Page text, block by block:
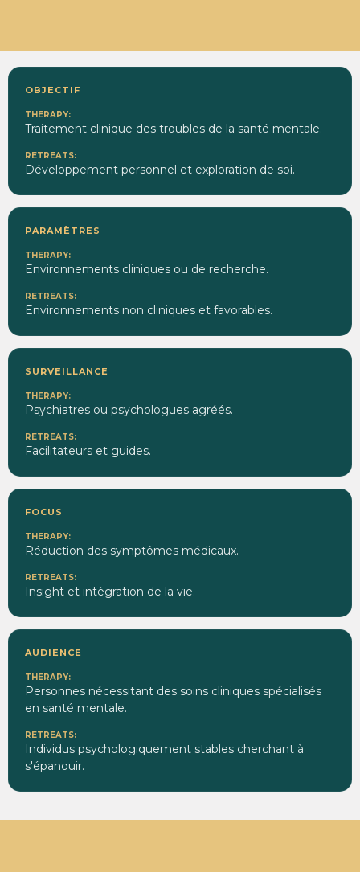
OBJECTIF
Traitement clinique des troubles de la santé mentale.
Développement personnel et exploration de soi.
PARAMÈTRES
Environnements cliniques ou de recherche.
Environnements non cliniques et favorables.
SURVEILLANCE
Psychiatres ou psychologues agréés.
Facilitateurs et guides.
FOCUS
Réduction des symptômes médicaux.
Insight et intégration de la vie.
AUDIENCE
Personnes nécessitant des soins cliniques spécialisés
en santé mentale.
Individus psychologiquement stables cherchant à
s'épanouir.